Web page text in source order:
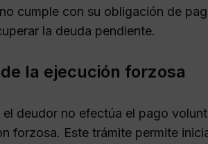
cumple con su obligación de
la deuda pendiente.
la ejecución forzosa
el deudor no efectúa el pago
forzosa. Este trámite permite